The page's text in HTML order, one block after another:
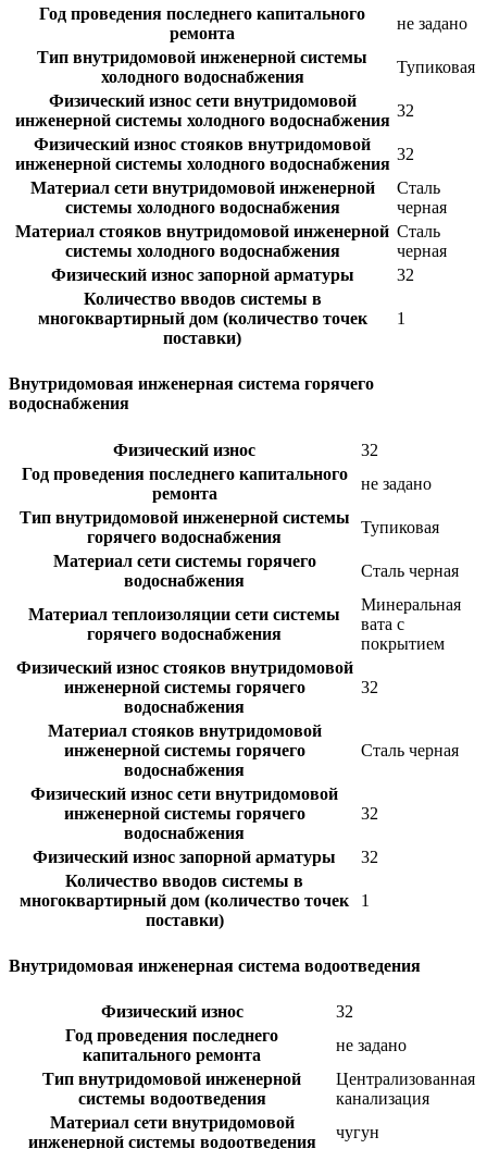
Год проведения последнего капитального
ремонта
не задано
Тип внутридомовой инженерной системы
холодного водоснабжения
Тупиковая
Физический износ сети внутридомовой
инженерной системы холодного водоснабжения
32
Физический износ стояков внутридомовой
инженерной системы холодного водоснабжения
32
Материал сети внутридомовой инженерной
системы холодного водоснабжения
Сталь
черная
Материал стояков внутридомовой инженерной
системы холодного водоснабжения
Сталь
черная
Физический износ запорной арматуры
32
Количество вводов системы в
многоквартирный дом (количество точек
поставки)
1
Внутридомовая инженерная система горячего
водоснабжения
Физический износ
32
Год проведения последнего капитального
ремонта
не задано
Тип внутридомовой инженерной системы
горячего водоснабжения
Тупиковая
Материал сети системы горячего
водоснабжения
Сталь черная
Материал теплоизоляции сети системы
горячего водоснабжения
Минеральная
вата с
покрытием
Физический износ стояков внутридомовой
инженерной системы горячего
водоснабжения
32
Материал стояков внутридомовой
инженерной системы горячего
водоснабжения
Сталь черная
Физический износ сети внутридомовой
инженерной системы горячего
водоснабжения
32
Физический износ запорной арматуры
32
Количество вводов системы в
многоквартирный дом (количество точек
поставки)
1
Внутридомовая инженерная система водоотведения
Физический износ
32
Год проведения последнего
капитального ремонта
не задано
Тип внутридомовой инженерной
системы водоотведения
Централизованная
канализация
Материал сети внутридомовой
инженерной системы водоотведения
чугун